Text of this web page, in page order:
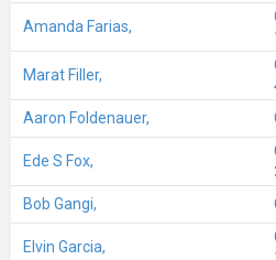
Amanda Farias,
Marat Filler,
Aaron Foldenauer,
Ede S Fox,
Bob Gangi,
Elvin Garcia,